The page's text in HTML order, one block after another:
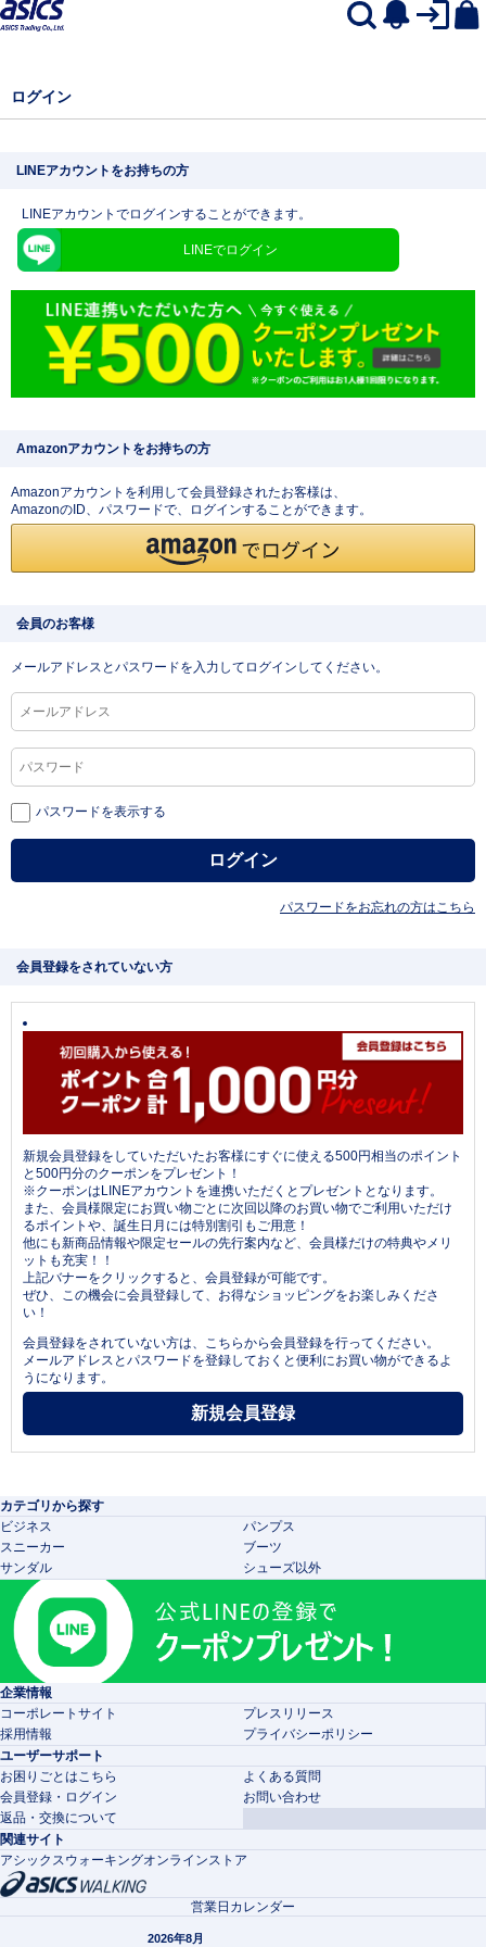
ログイン
LINEアカウントをお持ちの方
LINEアカウントでログインすることができます。
LINEでログイン
Amazonアカウントをお持ちの方
Amazonアカウントを利用して会員登録されたお客様は、
AmazonのID、パスワードで、ログインすることができます。
会員のお客様
メールアドレスとパスワードを入力してログインしてください。
パスワードを表示する
パスワードをお忘れの方はこちら
会員登録をされていない方
新規会員登録をしていただいたお客様にすぐに使える500円相当のポイント
と500円分のクーポンをプレゼント！
※クーポンはLINEアカウントを連携いただくとプレゼントとなります。
また、会員様限定にお買い物ごとに次回以降のお買い物でご利用いただけ
るポイントや、誕生日月には特別割引もご用意！
他にも新商品情報や限定セールの先行案内など、会員様だけの特典やメリ
ットも充実！！
上記バナーをクリックすると、会員登録が可能です。
ぜひ、この機会に会員登録して、お得なショッピングをお楽しみくださ
い！
会員登録をされていない方は、こちらから会員登録を行ってください。
メールアドレスとパスワードを登録しておくと便利にお買い物ができるよ
うになります。
カテゴリから探す
ビジネス
パンプス
スニーカー
ブーツ
サンダル
シューズ以外
企業情報
コーポレートサイト
プレスリリース
採用情報
プライバシーポリシー
ユーザーサポート
お困りごとはこちら
よくある質問
会員登録・ログイン
お問い合わせ
返品・交換について
関連サイト
アシックスウォーキングオンラインストア
営業日カレンダー
2026年8月